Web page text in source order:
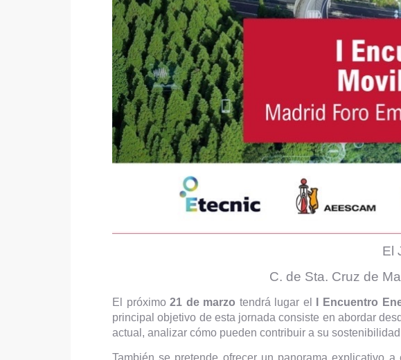
El
C. de Sta. Cruz de
El próximo21 de marzo tendrá lugar el I Encuentro
principal objetivo de esta jornada consiste en abordar
actual, analizar cómo pueden contribuir a su